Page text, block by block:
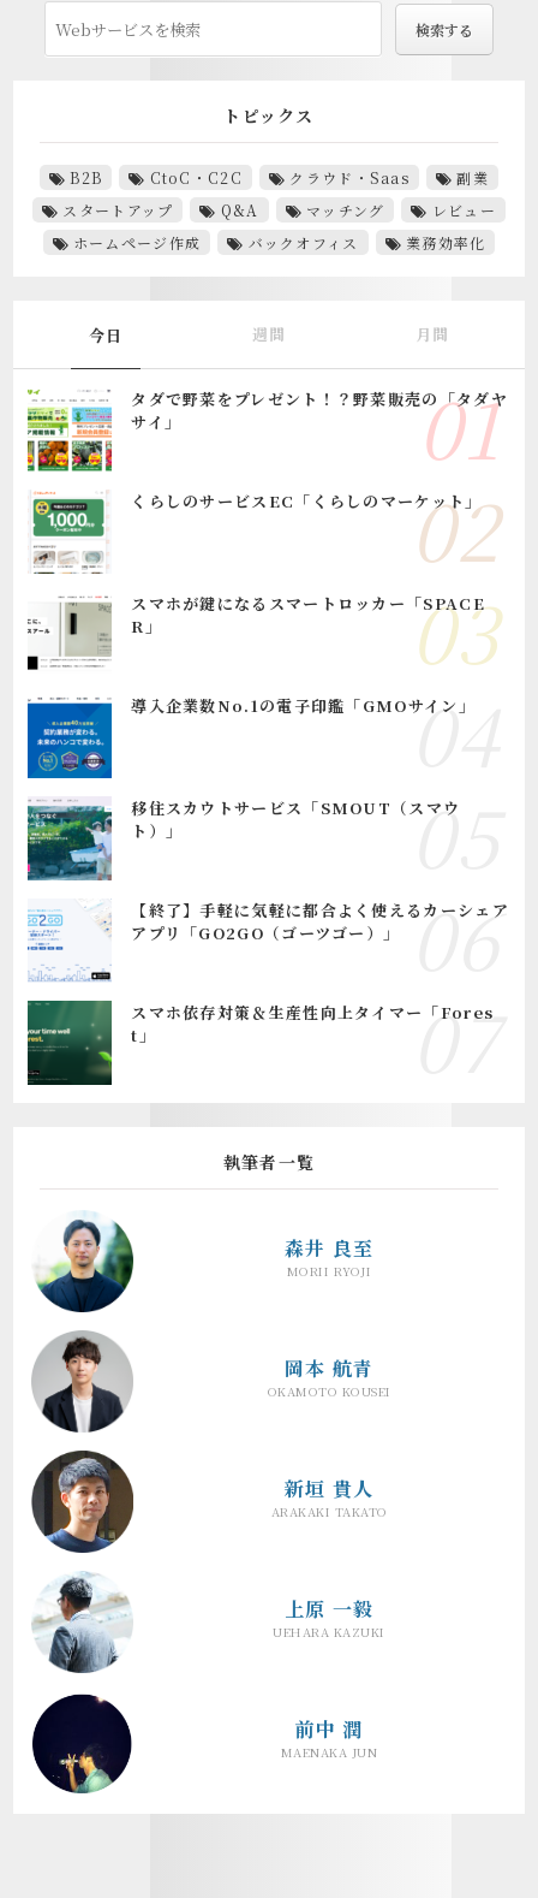
トピックス
B2B CtoC・C2C クラウド・Saas
副業
スタートアップ
Q&A マッチング
レビュー
ホームページ作成
バックオフィス 業務効率化
今日 週間 月間
タダで野菜をプレゼント！？野菜販売の「タダヤ
サイ」
くらしのサービスEC「くらしのマーケット」
スマホが鍵になるスマートロッカー「SPACE
R」
導入企業数No.1の電子印鑑「GMOサイン」
移住スカウトサービス「SMOUT（スマウ
ト）」
【終了】手軽に気軽に都合よく使えるカーシェア
アプリ「GO2GO（ゴーツゴー）」
スマホ依存対策＆生産性向上タイマー「Fores
t」
執筆者一覧
森井 良至
MORII RYOJI
岡本 航青
OKAMOTO KOUSEI
新垣 貴人
ARAKAKI TAKATO
上原 一毅
UEHARA KAZUKI
前中 潤
MAENAKA JUN